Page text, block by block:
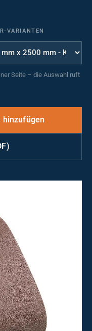
VARIANTEN
Seite – die Auswahl ruft